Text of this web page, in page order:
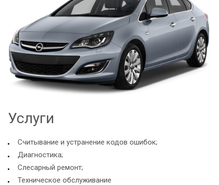
Услуги
Считывание и устранение кодов ошибок;
Диагностика;
Слесарный ремонт;
Техническое обслуживание